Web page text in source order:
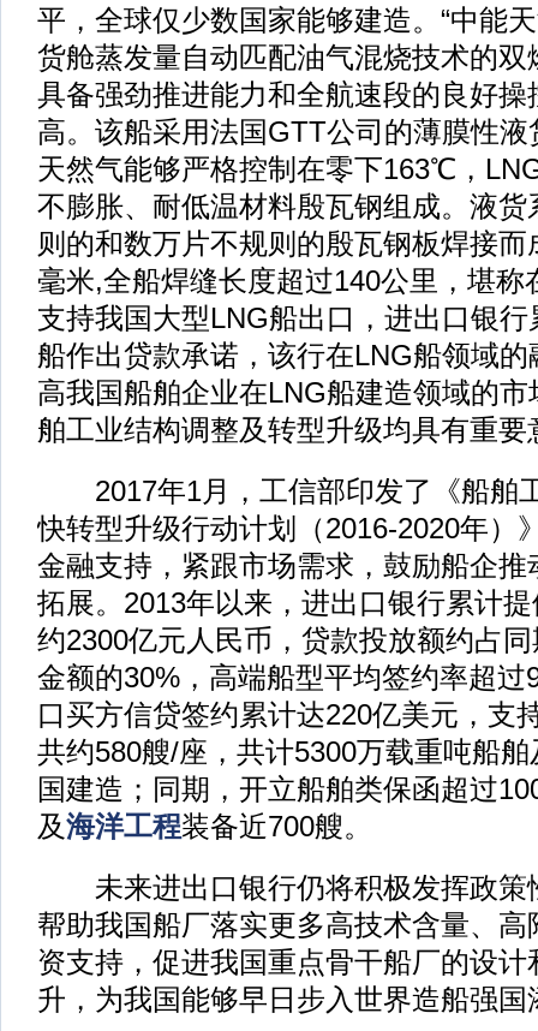
平，全球仅少数国家能够建造。“中能
货舱蒸发量自动匹配油气混烧技术的
具备强劲推进能力和全航速段的良好
高。该船采用法国GTT公司的薄膜性
天然气能够严格控制在零下163℃，
不膨胀、耐低温材料殷瓦钢组成。液
则的和数万片不规则的殷瓦钢板焊接
毫米,全船焊缝长度超过140公里，堪称
支持我国大型LNG船出口，进出口银
船作出贷款承诺，该行在LNG船领域
高我国船舶企业在LNG船建造领域的
舶工业结构调整及转型升级均具有重要
2017年1月，工信部印发了《船舶
快转型升级行动计划（2016-2020年）
金融支持，紧跟市场需求，鼓励船企
拓展。2013年以来，进出口银行累计
约2300亿元人民币，贷款投放额约占
金额的30%，高端船型平均签约率超过
口买方信贷签约累计达220亿美元，支
共约580艘/座，共计5300万载重吨船舶
国建造；同期，开立船舶类保函超过
及海洋工程装备近700艘。
未来进出口银行仍将积极发挥政策
帮助我国船厂落实更多高技术含量、
资支持，促进我国重点骨干船厂的设
升，为我国能够早日步入世界造船强国